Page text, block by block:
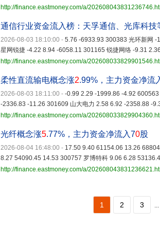
http://finance.eastmoney.com/a/
通信行业资金流入榜：天孚通信、光库科技
2026-08-03 18:10:00 - 5.76 -6933.93 300383 光环新网
星网锐捷 -4.22 8.94 -6058.11 301165 锐捷网络 -9.31
http://finance.eastmoney.com/a/
柔性直流输电概念涨2.99%，主力资金净流
2026-08-03 18:11:00 - -0.99 2.29 -1999.86 -4.92
-2336.83 -11.26 301609 山大电力 2.58 6.92 -2358.88 -
http://finance.eastmoney.com/a/
光纤概念涨5.77%，主力资金净流入70股
2026-08-04 16:48:00 - 17.50 9.40 61154.06 13.26
8.27 54090.45 14.53 300757 罗博特科 9.06 6.28
http://finance.eastmoney.com/a/
1 2 3 ...